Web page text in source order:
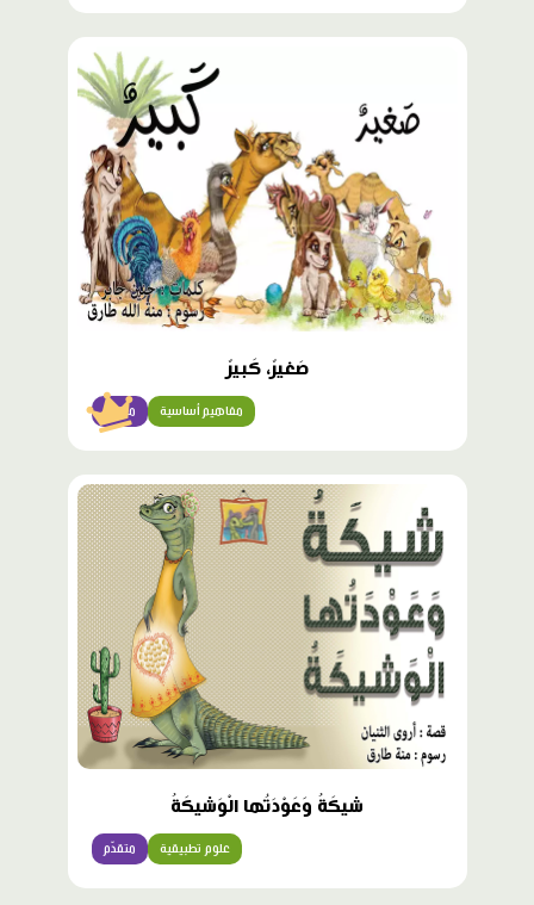
صَغيرٌ، كَبيرٌ
مبتدئ مفاهيم أساسية
شيكَةُ وَعَوْدَتُها الْوَشيكَةُ
متقدّم علوم تطبيقية